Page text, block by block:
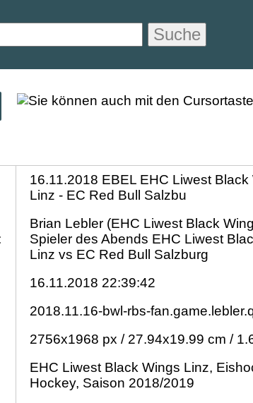
Suche
16.11.2018 EBEL EHC Liwest Black
Linz - EC Red Bull Salzbu
Brian Lebler (EHC Liwest Black
Spieler des Abends EHC Liwest
Linz vs EC Red Bull Salzburg
16.11.2018 22:39:42
2018.11.16-bwl-rbs-
2756x1968 px / 27.94x19.99 cm /
EHC Liwest Black Wings Linz,
Hockey, Saison 2018/2019